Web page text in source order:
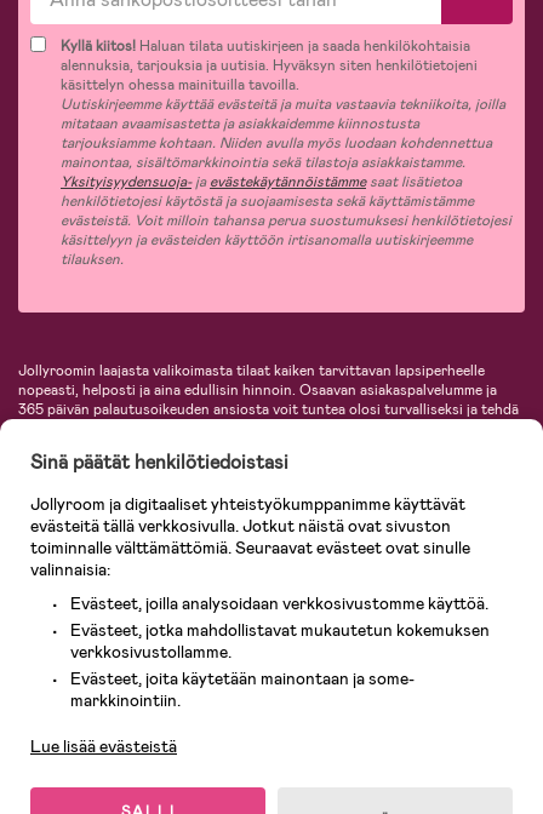
Kyllä kiitos! Haluan tilata uutiskirjeen ja saada henkilökohtaisia
alennuksia, tarjouksia ja uutisia. Hyväksyn siten henkilötietojeni
käsittelyn ohessa mainituilla tavoilla.
Uutiskirjeemme käyttää evästeitä ja muita vastaavia tekniikoita, joilla
mitataan avaamisastetta ja asiakkaidemme kiinnostusta
tarjouksiamme kohtaan. Niiden avulla myös luodaan kohdennettua
mainontaa, sisältömarkkinointia sekä tilastoja asiakkaistamme.
Yksityisyydensuoja-jaevästekäytännöistämmesaat lisätietoa
henkilötietojesi käytöstä ja suojaamisesta sekä käyttämistämme
evästeistä. Voit milloin tahansa perua suostumuksesi henkilötietojesi
käsittelyyn ja evästeiden käyttöön irtisanomalla uutiskirjeemme
tilauksen.
Jollyroomin laajasta valikoimasta tilaat kaiken tarvittavan lapsiperheelle
nopeasti, helposti ja aina edullisin hinnoin. Osaavan asiakaspalvelumme ja
365 päivän palautusoikeuden ansiosta voit tuntea olosi turvalliseksi ja tehdä
lastentarvikkeita sekä paljon muuta. Meiltä löydät lukuisia tunnettuja
KidKraft, Ergobaby, Philips Avent, Neonate, Cybex, LEGO ja monia muita!
Tervetuloa shoppailemaan Pohjoismaiden suurimpaan lastentarvikkeiden
verkkokauppaan!
Sinä päätät henkilötiedoistasi
Jollyroom ja digitaaliset yhteistyökumppanimme käyttävät
evästeitä tällä verkkosivulla. Jotkut näistä ovat sivuston
toiminnalle välttämättömiä. Seuraavat evästeet ovat sinulle
valinnaisia:
Evästeet, joilla analysoidaan verkkosivustomme käyttöä.
Evästeet, jotka mahdollistavat mukautetun kokemuksen
verkkosivustollamme.
Evästeet, joita käytetään mainontaan ja some-
markkinointiin.
Lue lisää evästeistä